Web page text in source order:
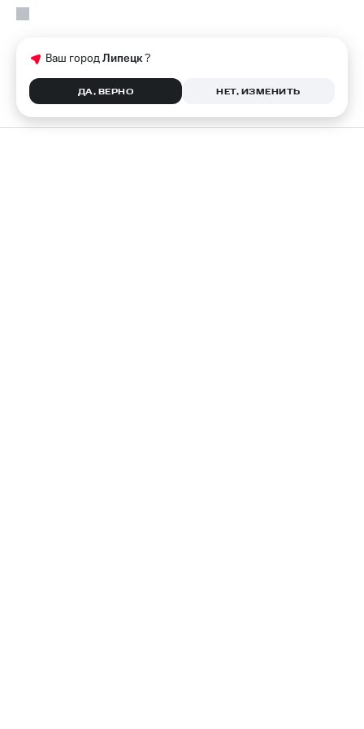
Ваш городЛипецк?
ДА, ВЕРНО НЕТ, ИЗМЕНИТЬ